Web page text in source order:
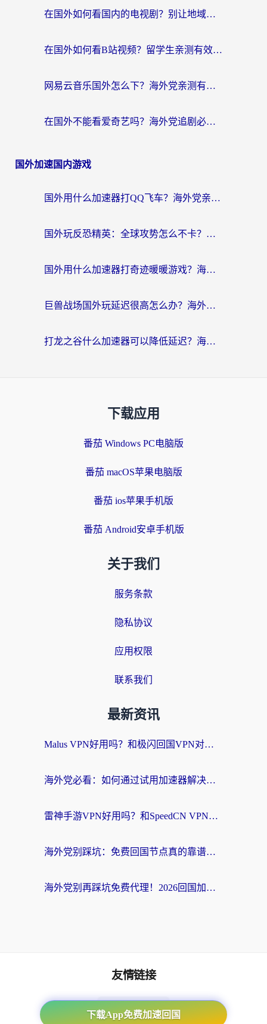
在国外如何看国内的电视剧？别让地域限制成为追剧路上的绊脚石
在国外如何看B站视频？留学生亲测有效的回国加速器选择指南
网易云音乐国外怎么下？海外党亲测有效的回国加速器指南
在国外不能看爱奇艺吗？海外党追剧必看的回国加速器选择指南
国外加速国内游戏
国外用什么加速器打QQ飞车？海外党亲测有效的国服游戏加速指南
国外玩反恐精英：全球攻势怎么不卡？老玩家亲测的加速器选择指南
国外用什么加速器打奇迹暖暖游戏？海外党国服手游畅玩全攻略（附3款热门游戏实测）
巨兽战场国外玩延迟很高怎么办？海外党亲测的国服游戏加速解决方案
打龙之谷什么加速器可以降低延迟？海外玩家亲测有效的国服加速指南
下载应用
番茄 Windows PC电脑版
番茄 macOS苹果电脑版
番茄 ios苹果手机版
番茄 Android安卓手机版
关于我们
服务条款
隐私协议
应用权限
联系我们
最新资讯
Malus VPN好用吗？和极闪回国VPN对比哪个回国效果更好？海外党亲测3款加速器+避坑指南
海外党必看：如何通过试用加速器解决国内APP地区限制？附2026最新对比测评
雷神手游VPN好用吗？和SpeedCN VPN对比哪个回国效果更好？海外党亲测3款加速器+避坑指南
海外党别踩坑：免费回国节点真的靠谱吗？教你选对加速器无缝访问国内资源
海外党别再踩坑免费代理！2026回国加速器全攻略：从选线到避坑，无缝访问国内资源
下载App免费加速回国
友情链接
海外回国加速器